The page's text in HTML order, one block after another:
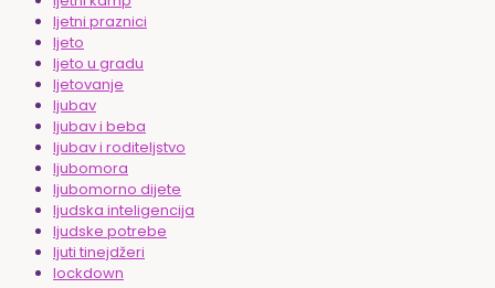
ljetni praznici
ljeto
ljeto u gradu
ljetovanje
ljubav
ljubav i beba
ljubav i roditeljstvo
ljubomora
ljubomorno dijete
ljudska inteligencija
ljudske potrebe
ljuti tinejdžeri
lockdown